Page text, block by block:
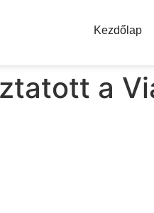
Kezdőlap
a